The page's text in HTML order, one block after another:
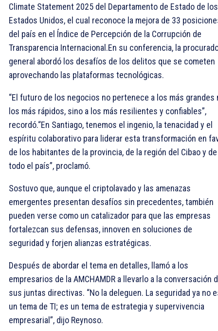
Climate Statement 2025 del Departamento de Estado de los
Estados Unidos, el cual reconoce la mejora de 33
del país en el Índice de Percepción de la Corrupción de
Transparencia Internacional.En su conferencia, la
general abordó los desafíos de los delitos que se cometen
aprovechando las plataformas tecnológicas.
“El futuro de los negocios no pertenece a los más grandes
los más rápidos, sino a los más resilientes y confiables”,
recordó.“En Santiago, tenemos el ingenio, la tenacidad y el
espíritu colaborativo para liderar esta transformación en
de los habitantes de la provincia, de la región del Cibao y de
todo el país”, proclamó.
Sostuvo que, aunque el criptolavado y las amenazas
emergentes presentan desafíos sin precedentes, también
pueden verse como un catalizador para que las empresas
fortalezcan sus defensas, innoven en soluciones de
seguridad y forjen alianzas estratégicas.
Después de abordar el tema en detalles, llamó a los
empresarios de la AMCHAMDR a llevarlo a la conversación
sus juntas directivas. “No la deleguen. La seguridad ya no
un tema de TI; es un tema de estrategia y supervivencia
empresarial”, dijo Reynoso.